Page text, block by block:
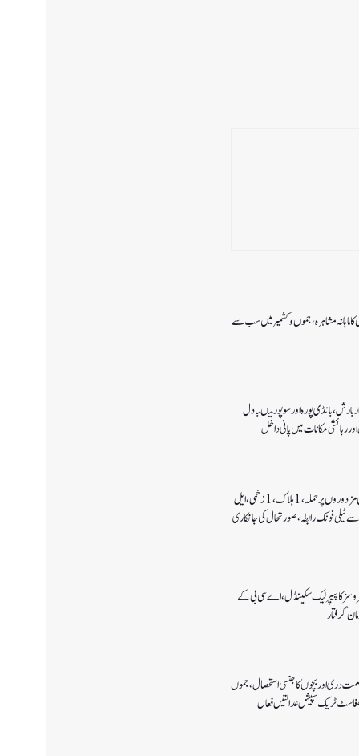
ماہانہ مشاہرہ، جموں و کشمیر میں سب سے
پورہ اور سوپور میںبادل
رہائشی مکانات میں پانی داخل
کولگام میں غیر مقامی مزدوروں پر حملہ،1ہلاک،1زخمی،ایل
ٹیلی فونک رابطہ، صورتحال کی جانکاری
کا پیپر لیک سکینڈل،اے سی بی کے
دری اور بچوں کا جنسی استحصال،جموں